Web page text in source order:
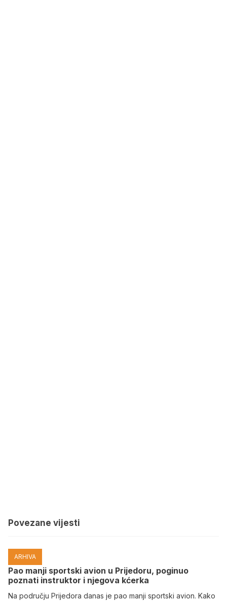
Povezane vijesti
ARHIVA
Pao manji sportski avion u Prijedoru, poginuo
poznati instruktor i njegova kćerka
Na području Prijedora danas je pao manji sportski avion. Kako